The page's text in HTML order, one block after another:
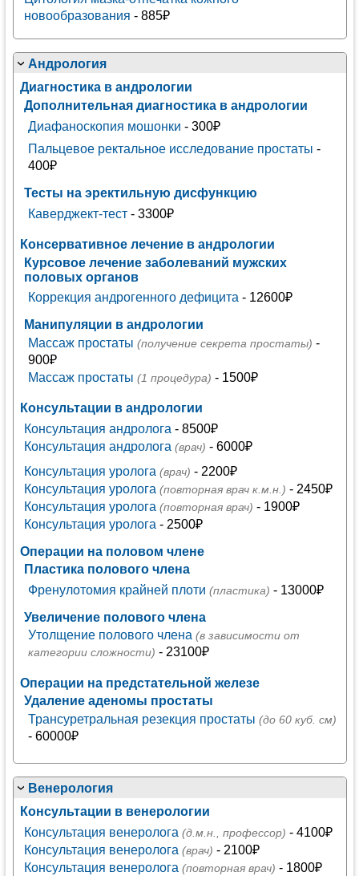
новообразования - 885₽
Андрология
Диагностика в андрологии
Дополнительная диагностика в андрологии
Диафаноскопия мошонки - 300₽
Пальцевое ректальное исследование простаты -
400₽
Тесты на эректильную дисфункцию
Каверджект-тест- 3300₽
Консервативное лечение в андрологии
Курсовое лечение заболеваний мужских
половых органов
Коррекция андрогенного дефицита - 12600₽
Манипуляции в андрологии
Массаж простаты (получение секрета простаты) -
900₽
Массаж простаты (1 процедура) - 1500₽
Консультации в андрологии
Консультация андролога - 8500₽
Консультация андролога (врач) - 6000₽
Консультация уролога (врач) - 2200₽
Консультация уролога (повторная врач к.м.н.) - 2450₽
Консультация уролога (повторная врач) - 1900₽
Консультация уролога - 2500₽
Операции на половом члене
Пластика полового члена
Френулотомия крайней плоти (пластика) - 13000₽
Увеличение полового члена
Утолщение полового члена (в зависимости от
категории сложности) - 23100₽
Операции на предстательной железе
Удаление аденомы простаты
Трансуретральная резекция простаты (до 60 куб. см)
- 60000₽
Венерология
Консультации в венерологии
Консультация венеролога (д.м.н., профессор) - 4100₽
Консультация венеролога (врач) - 2100₽
Консультация венеролога (повторная врач) - 1800₽